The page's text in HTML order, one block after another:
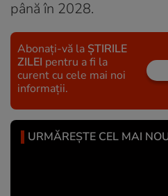
până în 2028.
Abonați-vă la ȘTIRILE
ZILEI pentru a fi la
curent cu cele mai noi
informații.
URMĂREȘTE CEL MAI